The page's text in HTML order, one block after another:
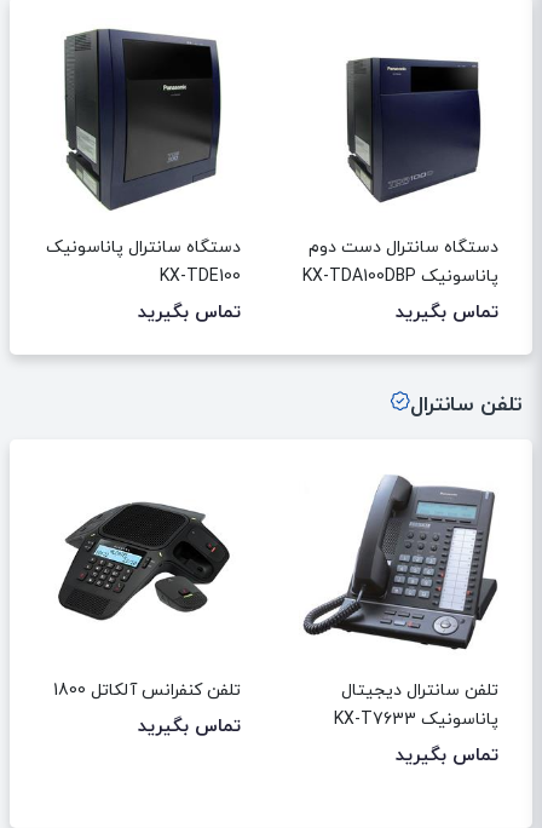
دستگاه سانترال دست دوم
پاناسونیک KX-TDA100DBP
تماس بگیرید
دستگاه سانترال پاناسونیک
KX-TDE100
تماس بگیرید
تلفن سانترال
تلفن سانترال دیجیتال
پاناسونیک KX-T7633
تماس بگیرید
تلفن کنفرانس آلکاتل 1800
تماس بگیرید